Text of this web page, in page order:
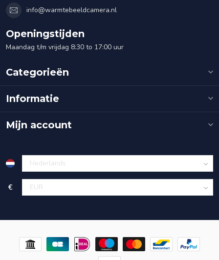
info@warmtebeeldcamera.nl
Openingstijden
Maandag t/m vrijdag 8:30 to 17:00 uur
Categorieën
Informatie
Mijn account
€